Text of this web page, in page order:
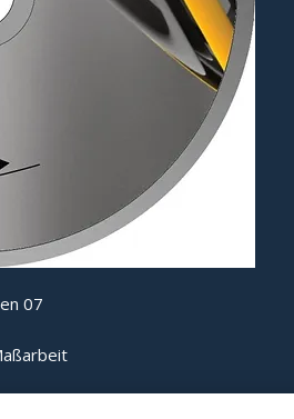
07
und eine kompromisslose